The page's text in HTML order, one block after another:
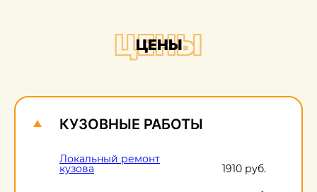
ЦЕНЫ
ЦЕНЫ
КУЗОВНЫЕ РАБОТЫ
Локальный ремонт
кузова 1910 руб.